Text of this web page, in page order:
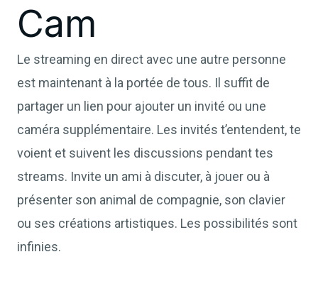
Cam
Le streaming en direct avec une autre personne
est maintenant à la portée de tous. Il suffit de
partager un lien pour ajouter un invité ou une
caméra supplémentaire. Les invités t’entendent, te
voient et suivent les discussions pendant tes
streams. Invite un ami à discuter, à jouer ou à
présenter son animal de compagnie, son clavier
ou ses créations artistiques. Les possibilités sont
infinies.